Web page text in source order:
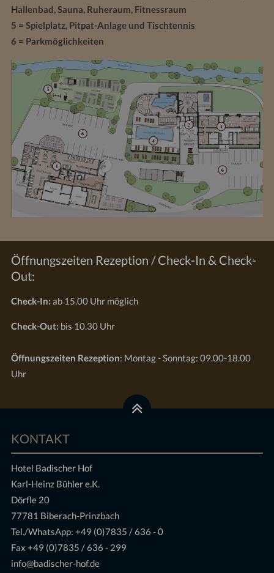
Hallenbad, Sauna, Ruheraum, Fitnessraum
5 = Spielplatz, Pitpat-Anlage und Tischtennis
6 = Parkmöglichkeiten
Öffnungszeiten Rezeption / Check-In & Check-
Out:
Check-In: ab 15.00 Uhr möglich
Check-Out: bis 10.30 Uhr
Öffnungszeiten Rezeption: Montag - Sonntag: 09.00-18.00
Uhr
KONTAKT
Hotel Badischer Hof
Karl-Heinz Bühler e.K.
Dörfle 20
77781 Biberach-Prinzbach
Tel./WhatsApp:+49 (0)7835 / 636 - 0
Fax +49 (0)7835 / 636 - 299
info@badischer-hof.de